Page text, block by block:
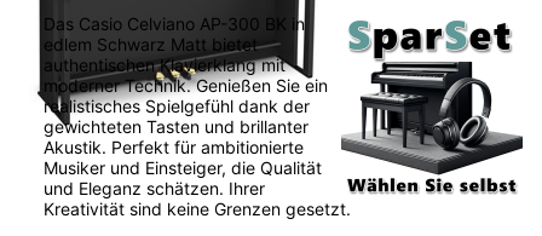
Das Casio Celviano AP-300 BK in
edlem Schwarz Matt bietet
authentischen Klavierklang mit
moderner Technik. Genießen Sie ein
realistisches Spielgefühl dank der
gewichteten Tasten und brillanter
Akustik. Perfekt für ambitionierte
Musiker und Einsteiger, die Qualität
und Eleganz schätzen. Ihrer
Kreativität sind keine Grenzen gesetzt.